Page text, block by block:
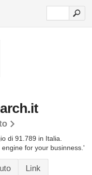
di 91.789 in Italia.
for your businness.'
Link